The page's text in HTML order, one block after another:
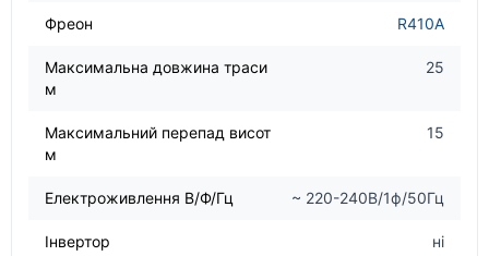
Фреон R410A
Максимальна довжина траси
м
25
Максимальний перепад висот
м
15
Електроживлення В/Ф/Гц ~ 220-240В/1ф/50Гц
Інвертор ні